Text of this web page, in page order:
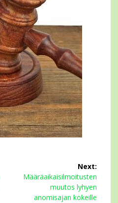
Next:
Next
Määräaikaisilmoitusten
muutos lyhyen
anomisajan kokeille